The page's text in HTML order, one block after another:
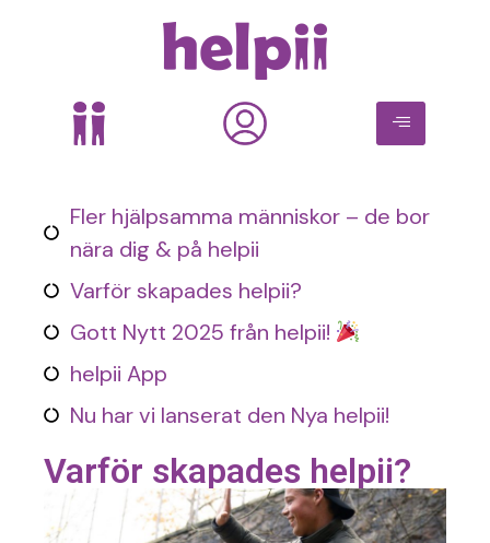
Fler hjälpsamma människor – de bor
nära dig & på helpii
Varför skapades helpii?
Gott Nytt 2025 från helpii!
helpii App
Nu har vi lanserat den Nya helpii!
Varför skapades helpii?